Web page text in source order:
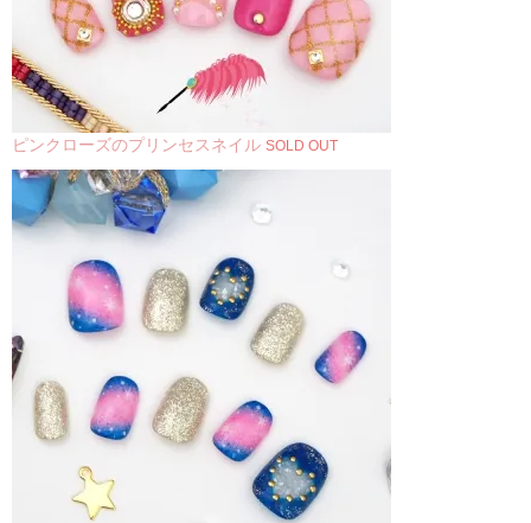
ピンクローズのプリンセスネイル SOLD OUT